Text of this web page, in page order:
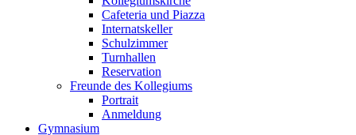
Cafeteria und Piazza
Internatskeller
Schulzimmer
Turnhallen
Reservation
Freunde des Kollegiums
Portrait
Anmeldung
Gymnasium